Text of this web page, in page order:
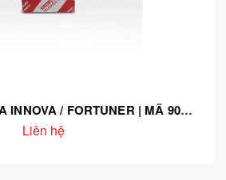
LỌC DẦU TOYOTA INNOVA / FORTUNER | MÃ 90915-YZZZ2 – CHÍNH HÃNG – BẢO VỆ ĐỘNG CƠ – GIÁ TỐT
Liên hệ